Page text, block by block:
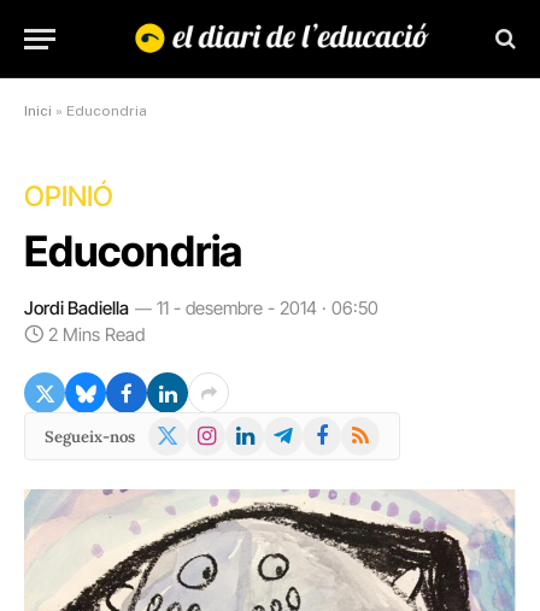
Inici » Educondria
OPINIÓ
Educondria
Jordi Badiella
11 - desembre - 2014 · 06:50
2 Mins Read
Segueix-nos
X
Instagram
LinkedInTelegramFacebook
RSS